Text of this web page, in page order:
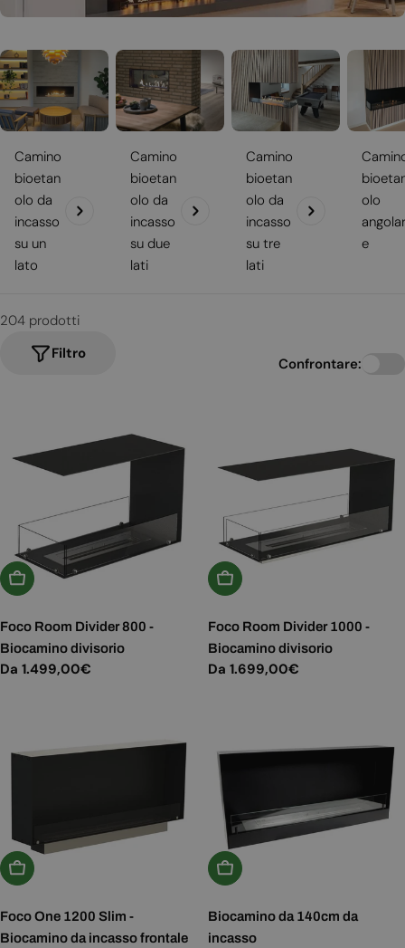
Camino
bioetan
olo da
incasso
su un
lato
Camino
bioetan
olo da
incasso
su due
lati
Camino
bioetan
olo da
incasso
su tre
lati
olo
angolar
e
204 prodotti
Filtro
Confrontare:
Scegli Le Opzioni
Foco Room Divider 800 -
Biocamino divisorio
Prezzo
Da 1.499,00€
Scegli Le Opzioni
Foco Room Divider 1000 -
Biocamino divisorio
Prezzo
Da 1.699,00€
Scegli Le Opzioni
Foco One 1200 Slim -
Biocamino da incasso frontale
Aggiungi Al Carrello
Biocamino da 140cm da
incasso